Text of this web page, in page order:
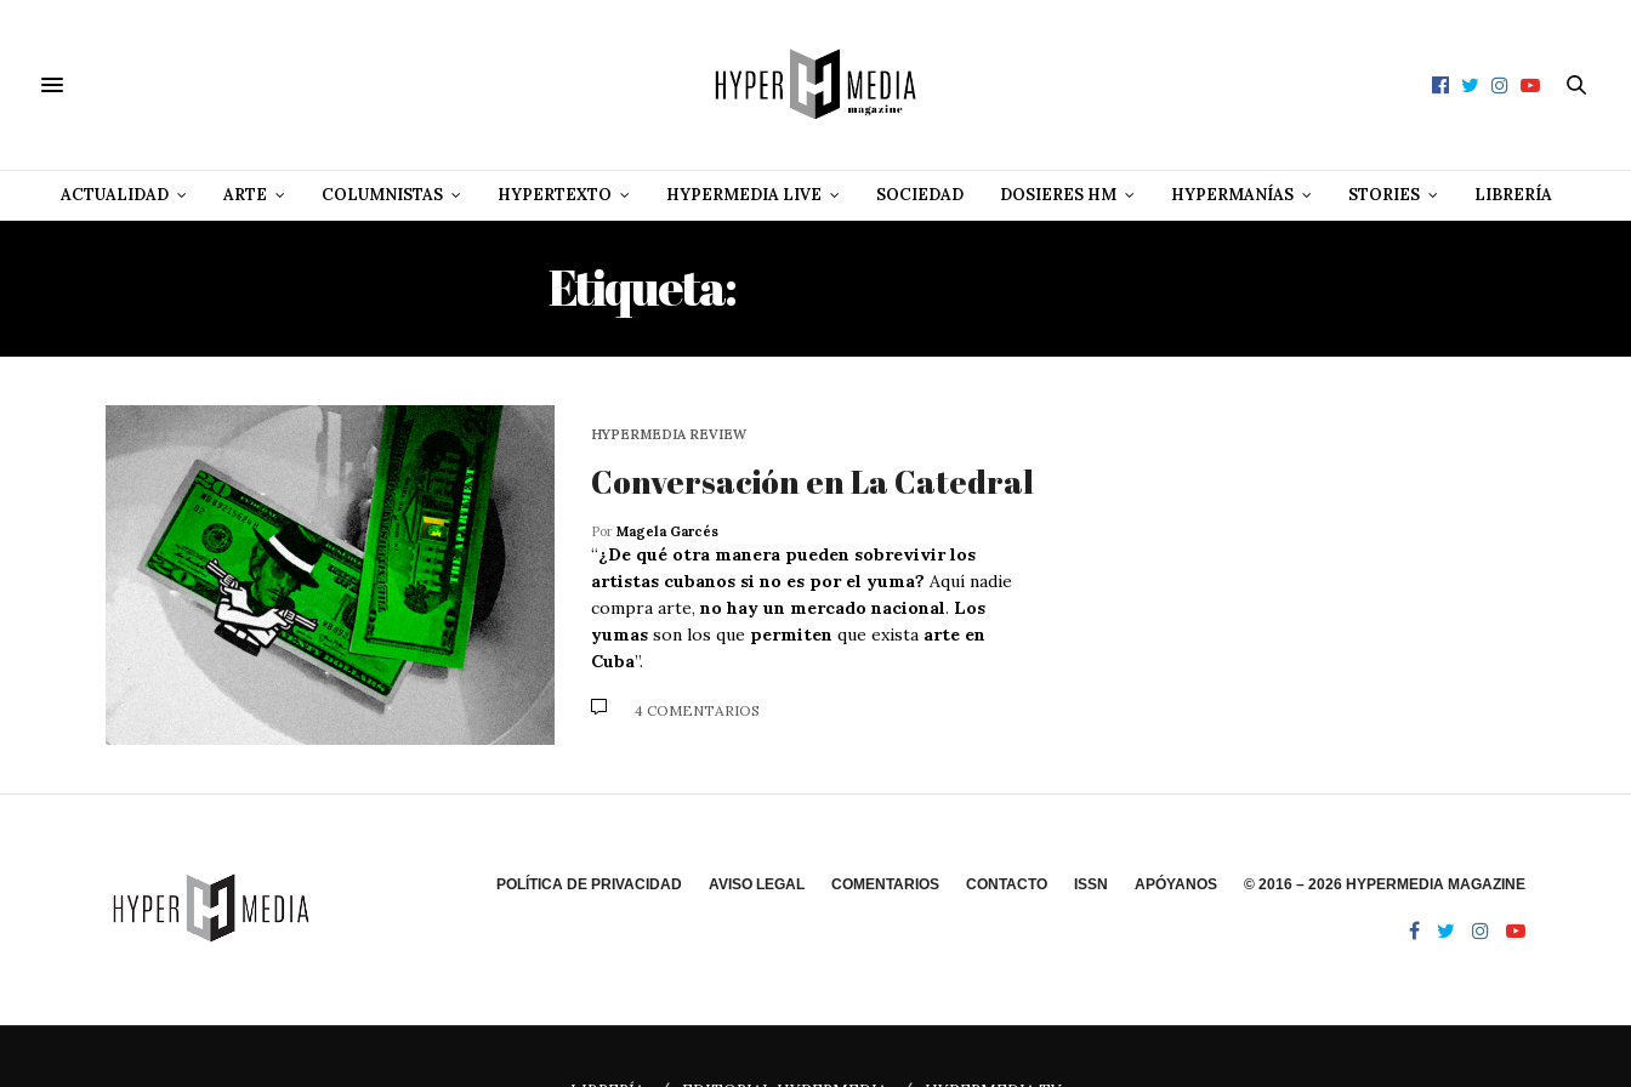
ACTUALIDAD ARTE COLUMNISTAS HYPERTEXTO HYPERMEDIA LIVE SOCIEDAD DOSIERES HM HYPERMANÍAS STORIES LIBRERÍA
Etiqueta:
HYPERMEDIA REVIEW
Conversación en La Catedral
Por Magela Garcés
“¿De qué otra manera pueden sobrevivir los
artistas cubanos si no es por el yuma? Aquí nadie
compra arte, no hay un mercado nacional. Los
yumas son los que permiten que exista arte en
Cuba”.
4 COMENTARIOS
POLÍTICA DE PRIVACIDAD AVISO LEGAL COMENTARIOS CONTACTO ISSN APÓYANOS © 2016 – 2026 HYPERMEDIA MAGAZINE